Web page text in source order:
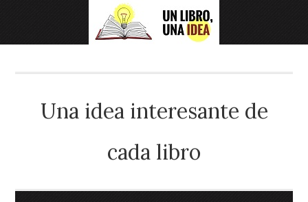
Una idea interesante de
cada libro